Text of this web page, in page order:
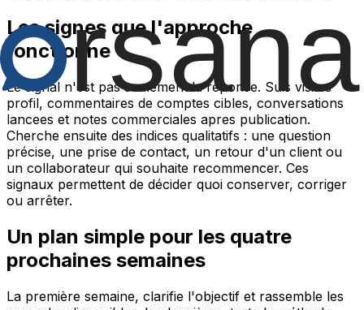
Les signes que l'approche
fonctionne
Le signal n'est pas seulement la reponse. Suis visites
profil, commentaires de comptes cibles, conversations
lancees et notes commerciales apres publication.
Cherche ensuite des indices qualitatifs : une question
précise, une prise de contact, un retour d'un client ou
un collaborateur qui souhaite recommencer. Ces
signaux permettent de décider quoi conserver, corriger
ou arrêter.
Un plan simple pour les quatre
prochaines semaines
La première semaine, clarifie l'objectif et rassemble les